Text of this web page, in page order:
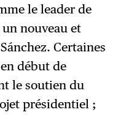
le leader de
nouveau et
Certaines
début de
le soutien du
présidentiel ;